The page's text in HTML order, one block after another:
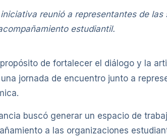
reunió a representantes de
estudiantil.
de fortalecer el diálogo y la
jornada de encuentro junto a
buscó generar un espacio de
a las organizaciones